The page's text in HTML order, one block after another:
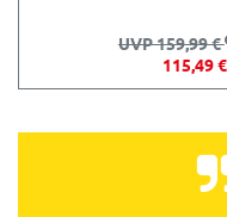
UVP 159,99 €
115,49